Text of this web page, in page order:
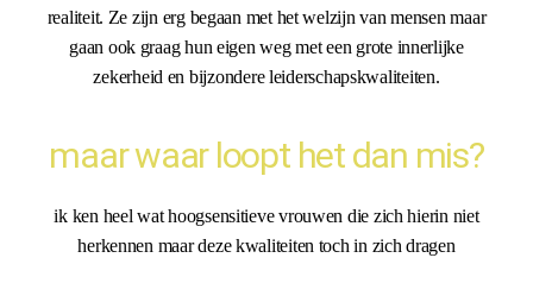
realiteit. Ze zijn erg begaan met het welzijn van mensen maar
gaan ook graag hun eigen weg met een grote innerlijke
zekerheid en bijzondere leiderschapskwaliteiten.
maar waar loopt het dan mis?
ik ken heel wat hoogsensitieve vrouwen die zich hierin niet
herkennen maar deze kwaliteiten toch in zich dragen